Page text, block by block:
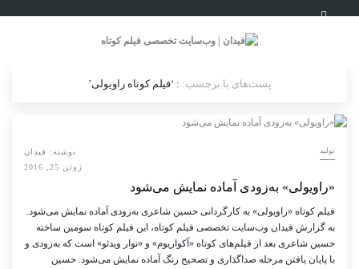
پست‌های با برچسب: : ‘فیلم کوتاه راویولی’
تولید نوشته:
فیدان
ژوئن 25, 2016
«راویولی» به‌زودی آماده نمایش می‌شود
فیلم کوتاه «راویولی» به کارگردانی حسین شاعری به‌زودی آماده نمایش می‌شود.
به گزارش فیدان وب‌سایت تخصصی فیلم کوتاه، این فیلم کوتاه سومین ساخته
حسین شاعری بعد از فیلم‌های کوتاه «آکواریوم» و «نوار ویدئو» است که به‌زودی و
با پایان یافتن مرحله صداگذاری و تصحیح رنگ آماده نمایش می‌شود. حسین